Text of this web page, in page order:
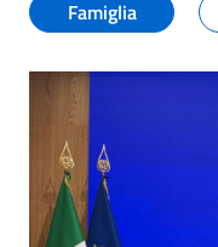
Famiglia